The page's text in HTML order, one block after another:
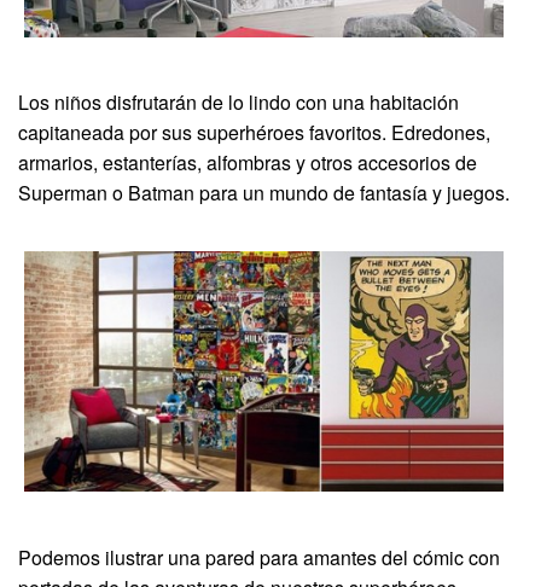
Los niños disfrutarán de lo lindo con una habitación
capitaneada por sus superhéroes favoritos. Edredones,
armarios, estanterías, alfombras y otros accesorios de
Superman o Batman para un mundo de fantasía y juegos.
Podemos ilustrar una pared para amantes del cómic con